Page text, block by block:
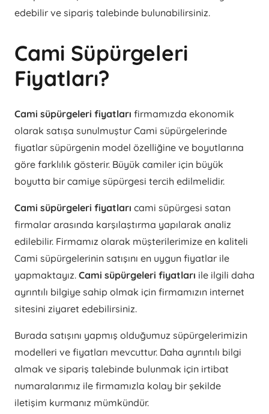
edebilir ve sipariş talebinde bulunabilirsiniz.
Cami Süpürgeleri
Fiyatları?
Cami süpürgeleri fiyatları firmamızda ekonomik
olarak satışa sunulmuştur Cami süpürgelerinde
fiyatlar süpürgenin model özelliğine ve boyutlarına
göre farklılık gösterir. Büyük camiler için büyük
boyutta bir camiye süpürgesi tercih edilmelidir.
Cami süpürgeleri fiyatları cami süpürgesi satan
firmalar arasında karşılaştırma yapılarak analiz
edilebilir. Firmamız olarak müşterilerimize en kaliteli
Cami süpürgelerinin satışını en uygun fiyatlar ile
yapmaktayız. Cami süpürgeleri fiyatları ile ilgili daha
ayrıntılı bilgiye sahip olmak için firmamızın internet
sitesini ziyaret edebilirsiniz.
Burada satışını yapmış olduğumuz süpürgelerimizin
modelleri ve fiyatları mevcuttur. Daha ayrıntılı bilgi
almak ve sipariş talebinde bulunmak için irtibat
numaralarımız ile firmamızla kolay bir şekilde
iletişim kurmanız mümkündür.